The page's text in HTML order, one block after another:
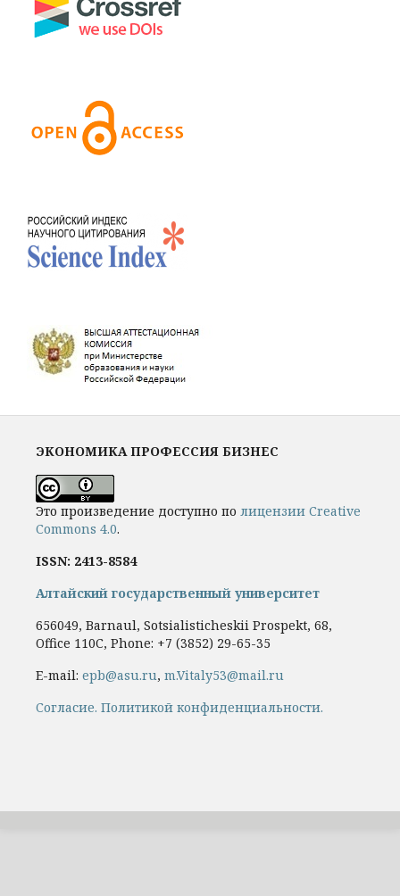
ЭКОНОМИКА ПРОФЕССИЯ БИЗНЕС
Это произведение доступно по лицензии Creative
Commons 4.0.
ISSN: 2413-8584
Алтайский государственный университет
656049, Barnaul, Sotsialisticheskii Prospekt, 68,
Office 110C, Phone: +7 (3852) 29-65-35
E-mail: epb@asu.ru, m.Vitaly53@mail.ru
Cогласие. Политикой конфиденциальности.